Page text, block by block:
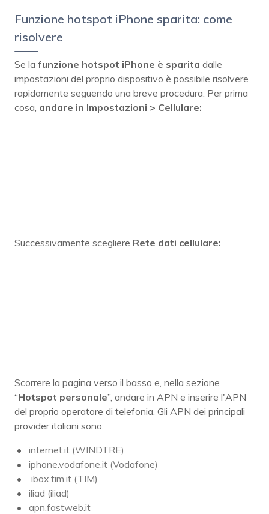
Funzione hotspot iPhone sparita: come
risolvere
Se la funzione hotspot iPhone è sparita dalle
impostazioni del proprio dispositivo è possibile risolvere
rapidamente seguendo una breve procedura. Per prima
cosa, andare in Impostazioni > Cellulare:
Successivamente scegliere Rete dati cellulare:
Scorrere la pagina verso il basso e, nella sezione
“Hotspot personale”, andare in APN e inserire l'APN
del proprio operatore di telefonia. Gli APN dei principali
provider italiani sono:
internet.it (WINDTRE)
iphone.vodafone.it (Vodafone)
ibox.tim.it (TIM)
iliad (iliad)
apn.fastweb.it